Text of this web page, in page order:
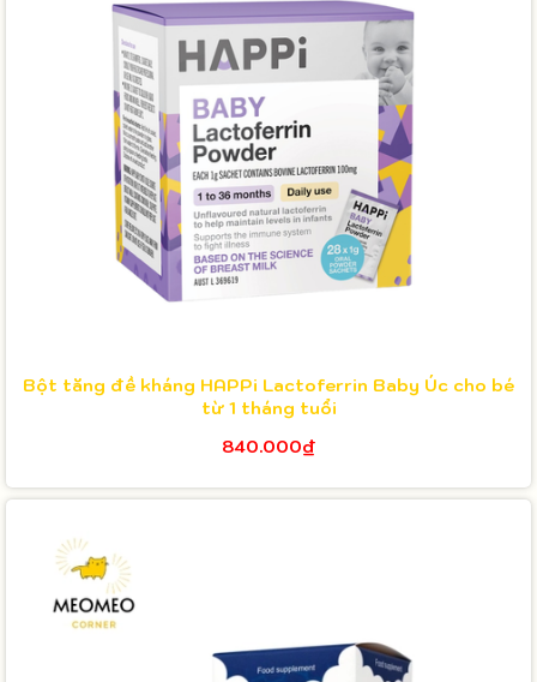
Bột tăng đề kháng HAPPi Lactoferrin Baby Úc cho bé
từ 1 tháng tuổi
840.000₫